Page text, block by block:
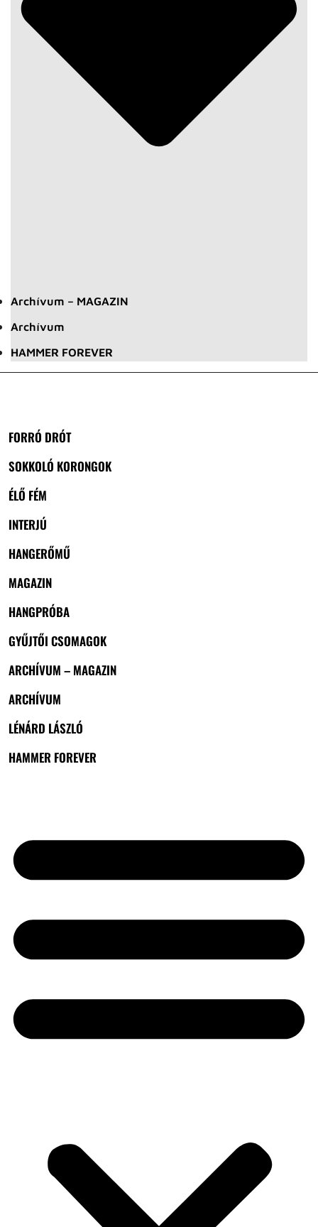
Archívum – MAGAZIN
Archívum
HAMMER FOREVER
FORRÓ DRÓT
SOKKOLÓ KORONGOK
ÉLŐ FÉM
INTERJÚ
HANGERŐMŰ
MAGAZIN
HANGPRÓBA
GYŰJTŐI CSOMAGOK
ARCHÍVUM – MAGAZIN
ARCHÍVUM
LÉNÁRD LÁSZLÓ
HAMMER FOREVER